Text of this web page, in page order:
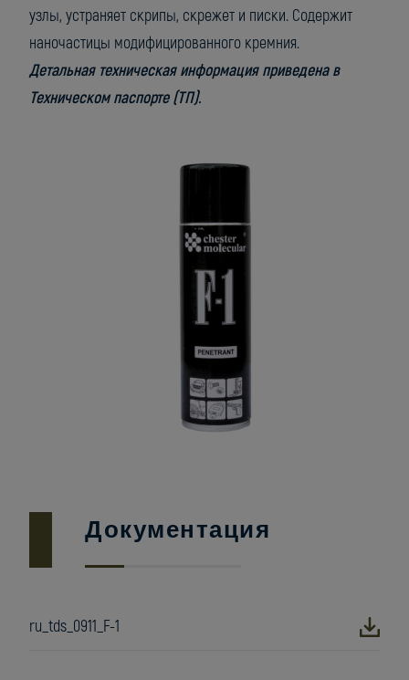
узлы, устраняет скрипы, скрежет и писки. Содержит
наночастицы модифицированного кремния.
Детальная техническая информация приведена в
Техническом паспорте (ТП).
Документация
ru_tds_0911_F-1